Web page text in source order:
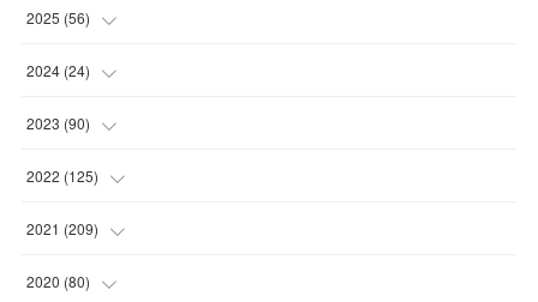
(1
(1
(7
(7)
2025 (56)
(5
(11 )
(17
(15
2024 (24)
(1
(1)
(2)
(9
2023 (90)
(12
(17
(16
2022 (125)
(8)
(11 )
2021 (209)
(9
2020 (80)